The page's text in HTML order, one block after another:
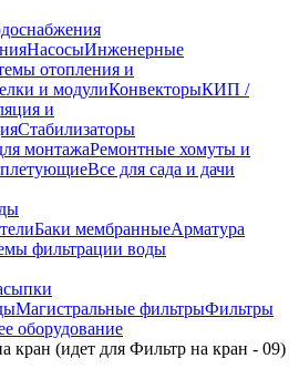
НасосыИнженерные
отопления и
и модулиКонвекторыКИП /
и
Стабилизаторы
монтажаРемонтные хомуты и
Все для сада и дачи
Баки мембранныеАрматура
фильтрации воды
Магистральные фильтрыФильтры
оборудование
кран (идет для Фильтр на кран - 09)